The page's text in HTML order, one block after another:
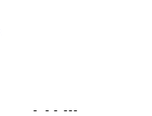
- - - ---